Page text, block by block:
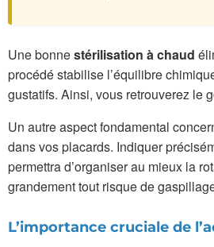
Une bonnestérilisation à chaud
procédé stabilise l’équilibre
gustatifs. Ainsi, vous retrouverez le
Un autre aspect fondamental
dans vos placards. Indiquer
permettra d’organiser au mieux la
grandement tout risque de
L’importance cruciale de